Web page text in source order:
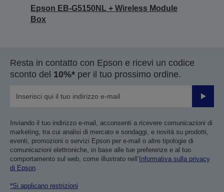
Epson EB-G5150NL + Wireless Module
Box
Resta in contatto con Epson e ricevi un codice
sconto del 10%* per il tuo prossimo ordine.
Invia
Inviando il tuo indirizzo e-mail, acconsenti a ricevere comunicazioni di
marketing, tra cui analisi di mercato e sondaggi, e novità su prodotti,
eventi, promozioni o servizi Epson per e-mail o altre tipologie di
comunicazioni elettroniche, in base alle tue preferenze e al tuo
comportamento sul web, come illustrato nell’ Informativa sulla privacy
di Epson.
*Si applicano restrizioni